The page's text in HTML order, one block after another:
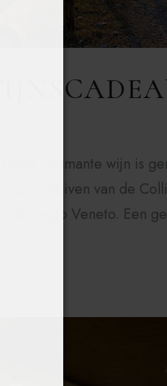
Deze Spumante wijn is
druiven van de
de regio Veneto. Een